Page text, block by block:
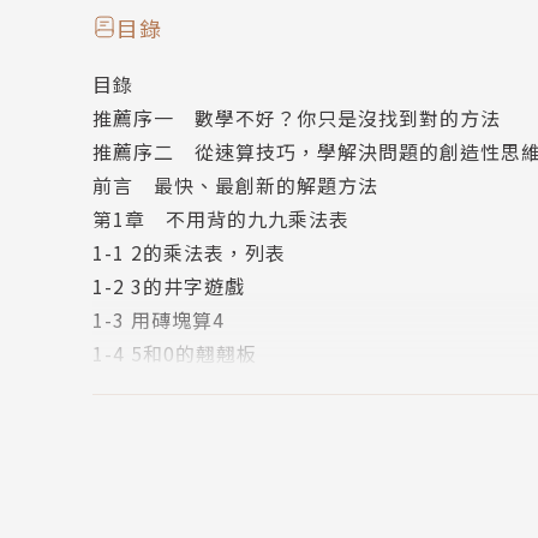
「為什麼計算順序是先乘除後加減？」、「有沒
進入大學後，她開始研發完全不需要背誦的解題技
並應用在日常生活中，像是開會、聊球、購物、
不用計算機也能反應快，本書就是她的技巧大公開
◎37乘以49，兩個十位數的乘法，你能「掐指」
你一定很熟悉九九乘法表，但生活中的計算不會
你會用表格、用井字遊戲、用手指速算嗎？
學會這些方法，遇上11以上的乘法，身邊沒有計
開會、逛賣場比價、聊投資、規畫事情時，你反應
◎超實用速算技巧：算小費、比折扣、思考做事
目錄
目錄
推薦序一 數學不好？你只是沒找到對的方法
推薦序二 從速算技巧，學解決問題的創造性思維
前言 最快、最創新的解題方法
第1章 不用背的九九乘法表
1-1 2的乘法表，列表
1-2 3的井字遊戲
1-3 用磚塊算4
1-4 5和0的翹翹板